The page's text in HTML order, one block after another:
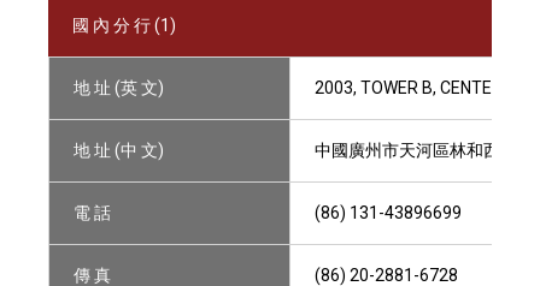
國 內 分 行 (1)
地 址 (英 文) 2003, TOWER B, CENTER
地 址 (中 文) 中國廣州市天河區林和西路
電 話 (86) 131-43896699
傳 真 (86) 20-2881-6728